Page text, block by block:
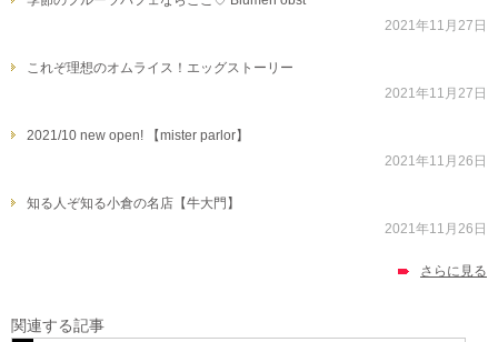
2021年11月27日
これぞ理想のオムライス！エッグストーリー
2021年11月27日
2021/10 new open! 【mister parlor】
2021年11月26日
知る人ぞ知る小倉の名店【牛大門】
2021年11月26日
さらに見る
関連する記事